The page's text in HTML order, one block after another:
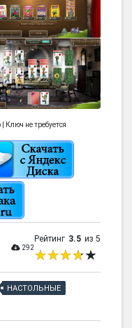
Ключ не требуется
292
Рейтинг 3.5 из 5
НАСТОЛЬНЫЕ